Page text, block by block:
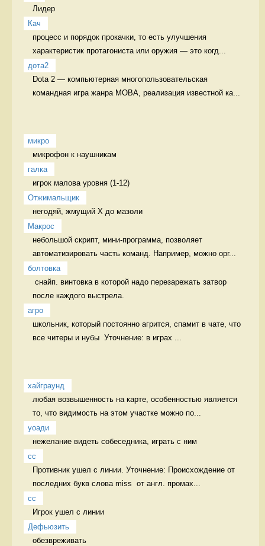
Лидер
Кач
процесс и порядок прокачки, то есть улучшения
характеристик протагониста или оружия — это когд...
дота2
Dota 2 — компьютерная многопользовательская
командная игра жанра MOBA, реализация известной ка...
микро
микрофон к наушникам
галка
игрок малова уровня (1-12)
Отжимальщик
негодяй, жмущий Х до мазоли
Макрос
небольшой скрипт, мини-программа, позволяет
автоматизировать часть команд. Например, можно орг...
болтовка
после каждого выстрела.
агро
школьник, который постоянно агрится, спамит в чате, что
все читеры и нубы  Уточнение: в играх ...
хайграунд
любая возвышенность на карте, особенностью является
то, что видимость на этом участке можно по...
уоади
нежелание видеть собеседника, играть с ним
сс
Противник ушел с линии. Уточнение: Происхождение от
последних букв слова miss  от англ. промах...
сс
Игрок ушел с линии
Дефьюзить
обезвреживать